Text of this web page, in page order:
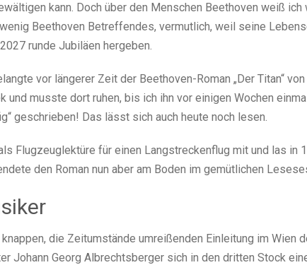
kann. Doch über den Menschen Beethoven weiß ich
Beethoven Betreffendes, vermutlich, weil seine
runde Jubiläen hergeben.
vor längerer Zeit der Beethoven-Roman „Der Titan“
und musste dort ruhen, bis ich ihn vor einigen Wochen
geschrieben! Das lässt sich auch heute noch lesen.
Flugzeuglektüre für einen Langstreckenflug mit und las in
den Roman nun aber am Boden im gemütlichen
die Zeitumstände umreißenden Einleitung im Wien
Johann Georg Albrechtsberger sich in den dritten Stock